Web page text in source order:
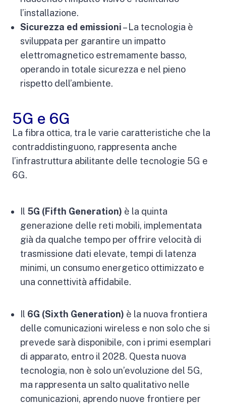
l’installazione.
Sicurezza ed emissioni– La tecnologia è
sviluppata per garantire un impatto
elettromagnetico estremamente basso,
operando in totale sicurezza e nel pieno
rispetto dell’ambiente.
5G e 6G
La fibra ottica, tra le varie caratteristiche che la
contraddistinguono, rappresenta anche
l’infrastruttura abilitante delle tecnologie 5G e
6G.
Il 5G (Fifth Generation) è la quinta
generazione delle reti mobili, implementata
già da qualche tempo per offrire velocità di
trasmissione dati elevate, tempi di latenza
minimi, un consumo energetico ottimizzato e
una connettività affidabile.
Il 6G (Sixth Generation) è la nuova frontiera
delle comunicazioni wireless e non solo che si
prevede sarà disponibile, con i primi esemplari
di apparato, entro il 2028. Questa nuova
tecnologia, non è solo un’evoluzione del 5G,
ma rappresenta un salto qualitativo nelle
comunicazioni, aprendo nuove frontiere per